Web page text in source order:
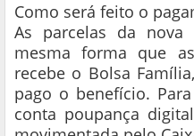
Como será feito o
As parcelas da nova
mesma forma que
recebe o Bolsa
pago o benefício.
conta poupança